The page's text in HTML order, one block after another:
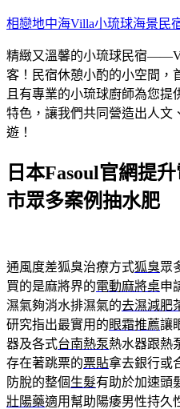
跳
主
要
內
容
相戀地中海Villa小琉球海景民
精緻又溫馨的小琉球民宿
客！民宿休憩小酌的小空間，
且有專業的小琉球廚師為您
特色，讓我們共同營造出人文
遊！
日本Fasoul官網提
市眾多案例抽水肥
通風度差狐臭治療方式狐臭眾
買的是麻將界的電動麻將桌申
濕氣夠消水排濕氣的去濕減肥
研究指出最實用的眼霜推薦讓
器及各式台南熱泵熱水器跟熱
存在著跳票的票貼拿去銀行或
防脫的整個生髮有助於加速頭
壯陽藥適用幫助陽痿男性持久